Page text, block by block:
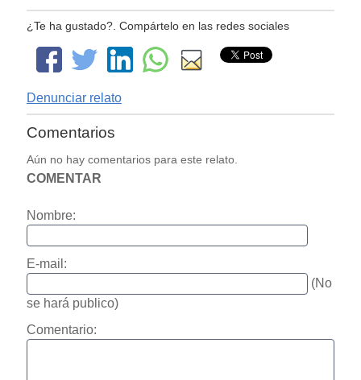
¿Te ha gustado?. Compártelo en las redes sociales
Denunciar relato
Comentarios
Aún no hay comentarios para este relato.
COMENTAR
Nombre:
E-mail:
(No
se hará publico)
Comentario: